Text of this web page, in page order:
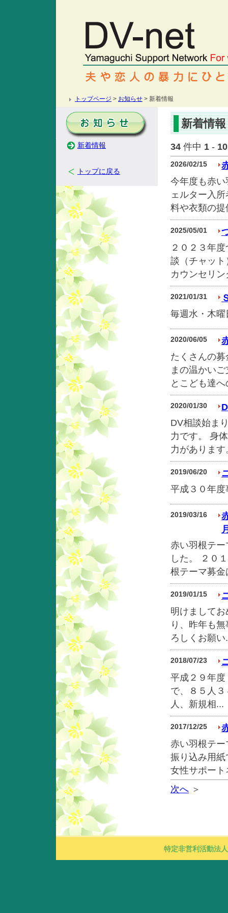
トップページ > お知らせ > 新着情報
新着情報
トップに戻る
新着情報
34 件中 1 - 10
2026/02/15
今年度も赤
ェルター入
料や衣類の
2025/05/01
２０２３年
談（チャッ
カウンセリ
2021/01/31
毎週水・木
2020/06/05
たくさんの
まの温かい
とこども達
2020/01/30
DV相談始ま
力です。 身
力がありま
2019/06/20
平成３０年
2019/03/16
赤い羽根テ
した。 ２０
根テーマ募金
2019/01/15
明けまして
り、昨年も
ろしくお願い
2018/07/23
平成２９年
で、８５人
人、新規相...
2017/12/25
赤い羽根テ
振り込み用
女性サポート
次へ ＞
特定非営利活動法